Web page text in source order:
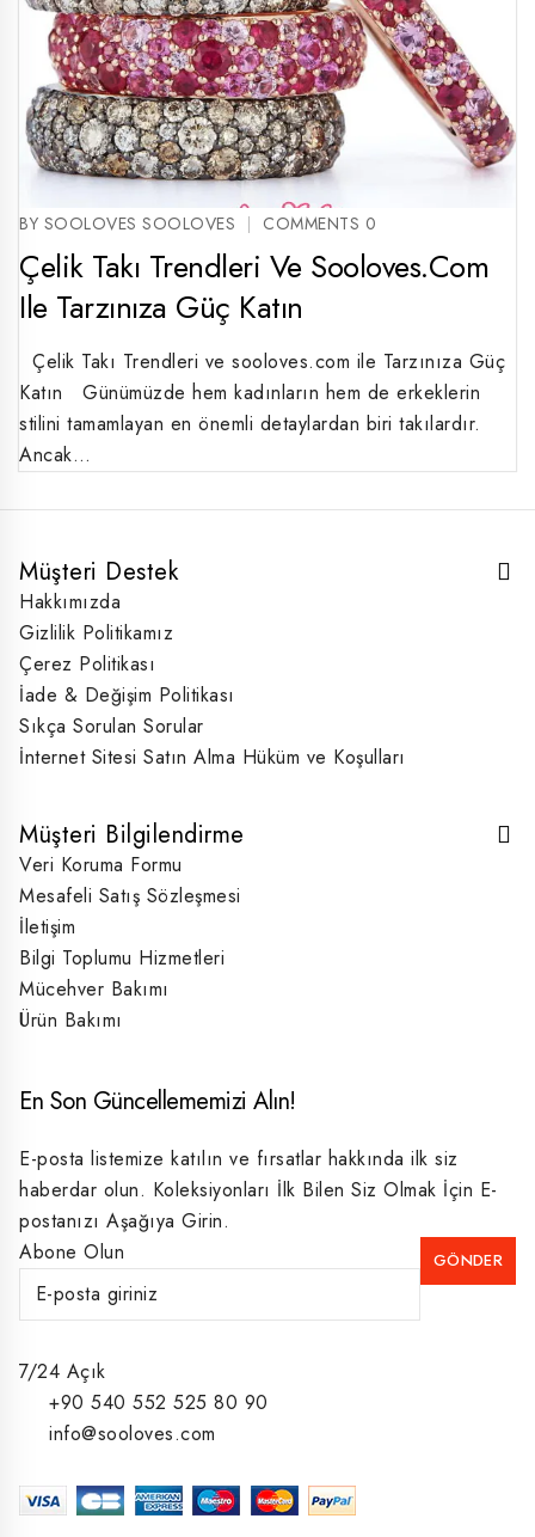
BY SOOLOVES SOOLOVES COMMENTS 0
Çelik Takı Trendleri Ve Sooloves.com
Ile Tarzınıza Güç Katın
Çelik Takı Trendleri ve sooloves.com ile Tarzınıza Güç
Katın Günümüzde hem kadınların hem de erkeklerin
stilini tamamlayan en önemli detaylardan biri takılardır.
Ancak…
Müşteri Destek
Hakkımızda
Gizlilik Politikamız
Çerez Politikası
İade & Değişim Politikası
Sıkça Sorulan Sorular
İnternet Sitesi Satın Alma Hüküm ve Koşulları
Müşteri Bilgilendirme
Veri Koruma Formu
Mesafeli Satış Sözleşmesi
İletişim
Bilgi Toplumu Hizmetleri
Mücehver Bakımı
Ürün Bakımı
En Son Güncellememizi Alın!
E-posta listemize katılın ve fırsatlar hakkında ilk siz
haberdar olun. Koleksiyonları İlk Bilen Siz Olmak İçin E-
postanızı Aşağıya Girin.
Abone Olun
7/24 Açık
+90 540 552 525 80 90
info@sooloves.com